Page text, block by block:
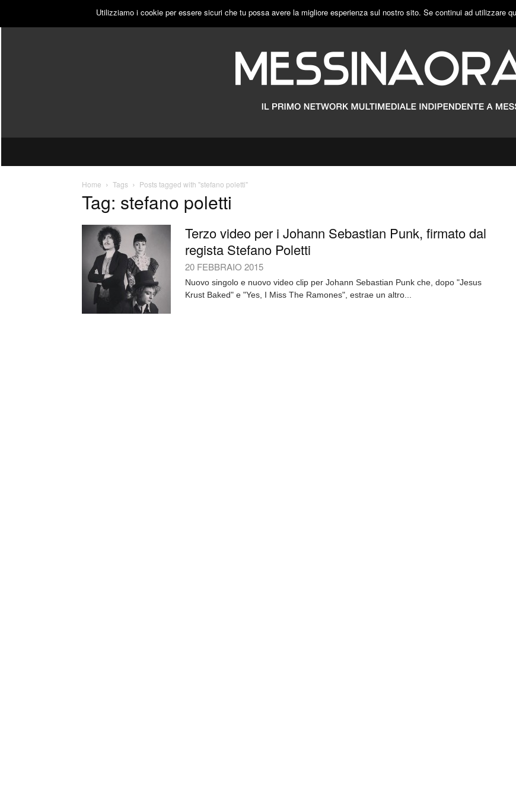
GIOVEDÌ, 6 AGOSTO 2026 PUBBLICITÀ
Home Tags Posts tagged with "stefano poletti"
Tag: stefano poletti
Terzo video per i Johann Sebastian Punk, firmato dal
regista Stefano Poletti
20 FEBBRAIO 2015
Nuovo singolo e nuovo video clip per Johann Sebastian Punk che, dopo "Jesus
Krust Baked" e "Yes, I Miss The Ramones", estrae un altro...
Utilizziamo i cookie per essere sicuri che tu possa avere la migliore esperienza sul nostro sito. Se continui ad utilizzare